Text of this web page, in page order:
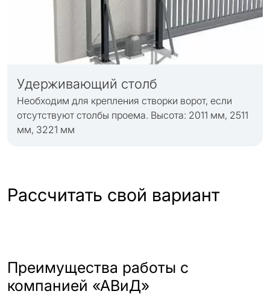
Удерживающий столб
Необходим для крепления створки ворот, если
отсутствуют столбы проема. Высота: 2011 мм, 2511
мм, 3221 мм
Рассчитать свой вариант
Преимущества работы с
компанией «АВиД»